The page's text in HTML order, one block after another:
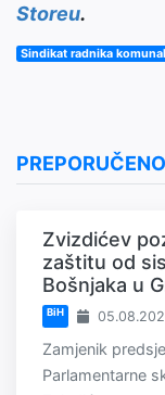
Storeu.
Sindikat radnika
PREPORUČENO
Zvizdićev
zaštitu od
Bošnjaka u
BiH
Zamjenik
Parlamentarne